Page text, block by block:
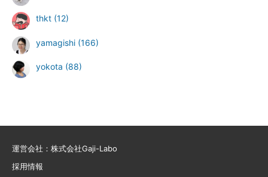
thkt (12)
yamagishi (166)
yokota (88)
運営会社：株式会社Gaji-Labo
採用情報